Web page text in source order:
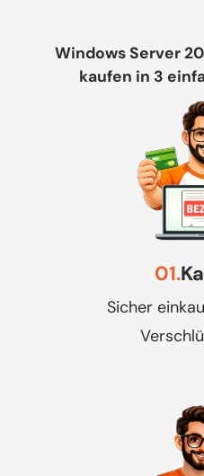
Windows Server
kaufen in 3
01.
Sicher